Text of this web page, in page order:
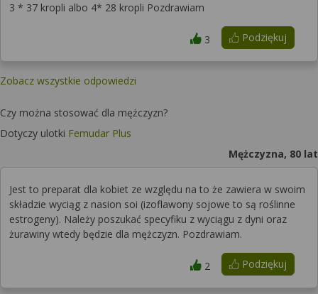
3 * 37 kropli albo 4* 28 kropli Pozdrawiam
Podziękuj
3
Zobacz wszystkie odpowiedzi
Czy można stosować dla mężczyzn?
Dotyczy ulotki Femudar Plus
Mężczyzna, 80 lat
Jest to preparat dla kobiet ze względu na to że zawiera w swoim
składzie wyciąg z nasion soi (izoflawony sojowe to są roślinne
estrogeny). Należy poszukać specyfiku z wyciągu z dyni oraz
żurawiny wtedy będzie dla mężczyzn. Pozdrawiam.
Podziękuj
2